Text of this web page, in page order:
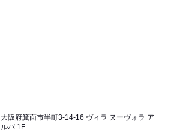
大阪府箕面市半町3-14-16 ヴィラ ヌーヴォラ ア
ルバ 1F